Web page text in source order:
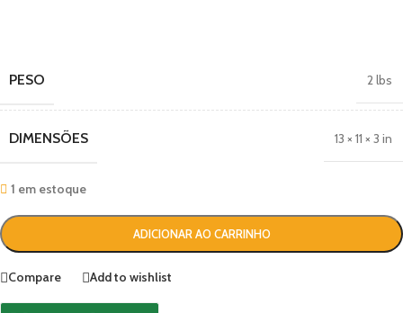
PESO 2 lbs
DIMENSÕES 13 × 11 × 3 in
1 em estoque
ADICIONAR AO CARRINHO
Compare Add to wishlist